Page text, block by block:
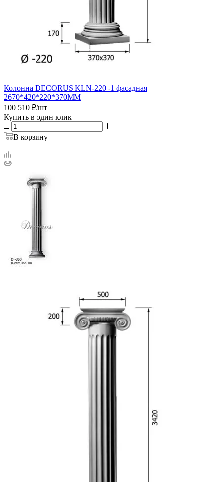
Колонна DECORUS KLN-220 -1 фасадная
2670*420*220*370ММ
100 510 ₽/шт
Купить в один клик
В корзину